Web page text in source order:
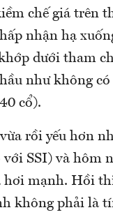
chế giá trên
nhận hạ
dưới tham
như không
cổ).
rồi yếu hơn
với SSI) và hôm
hơi mạnh. Hồi
không phải là